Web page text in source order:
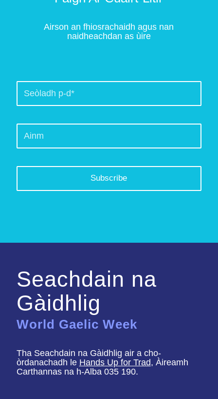
Airson an fhiosrachaidh agus nan
naidheachdan as ùire
Seachdain na
Gàidhlig
World Gaelic Week
Tha Seachdain na Gàidhlig air a cho-
òrdanachadh le Hands Up for Trad, Àireamh
Carthannas na h-Alba 035 190.